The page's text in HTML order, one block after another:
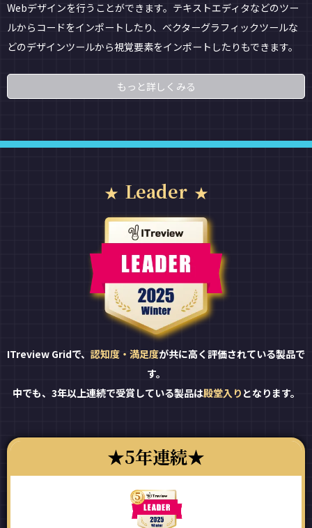
Webデザインを行うことができます。テキストエディタなどのツー
ルからコードをインポートしたり、ベクターグラフィックツールな
どのデザインツールから視覚要素をインポートしたりもできます。
もっと詳しくみる
Leader
ITreview Gridで、 認知度・満足度が共に高く評価されている製品で
す。
中でも、3年以上連続で受賞している製品は殿堂入り となります。
5年連続